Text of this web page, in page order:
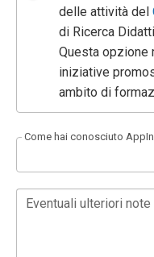
delle attività del
di Ricerca
Questa opzione
iniziative
ambito di
Come hai conosciuto
Eventuali ulteriori note